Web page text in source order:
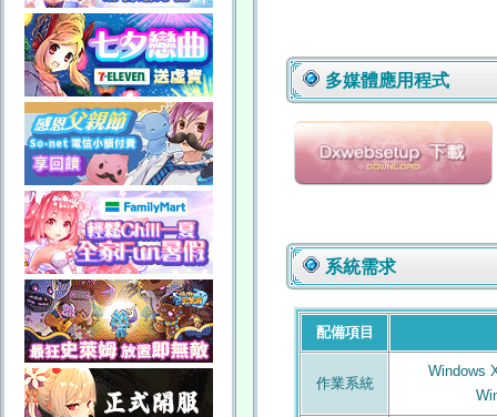
多媒體應用程式
系統需求
配備項目
作業系統
Windows